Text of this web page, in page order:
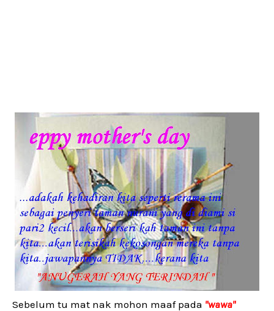
Sebelum tu mat nak mohon maaf pada "wawa"